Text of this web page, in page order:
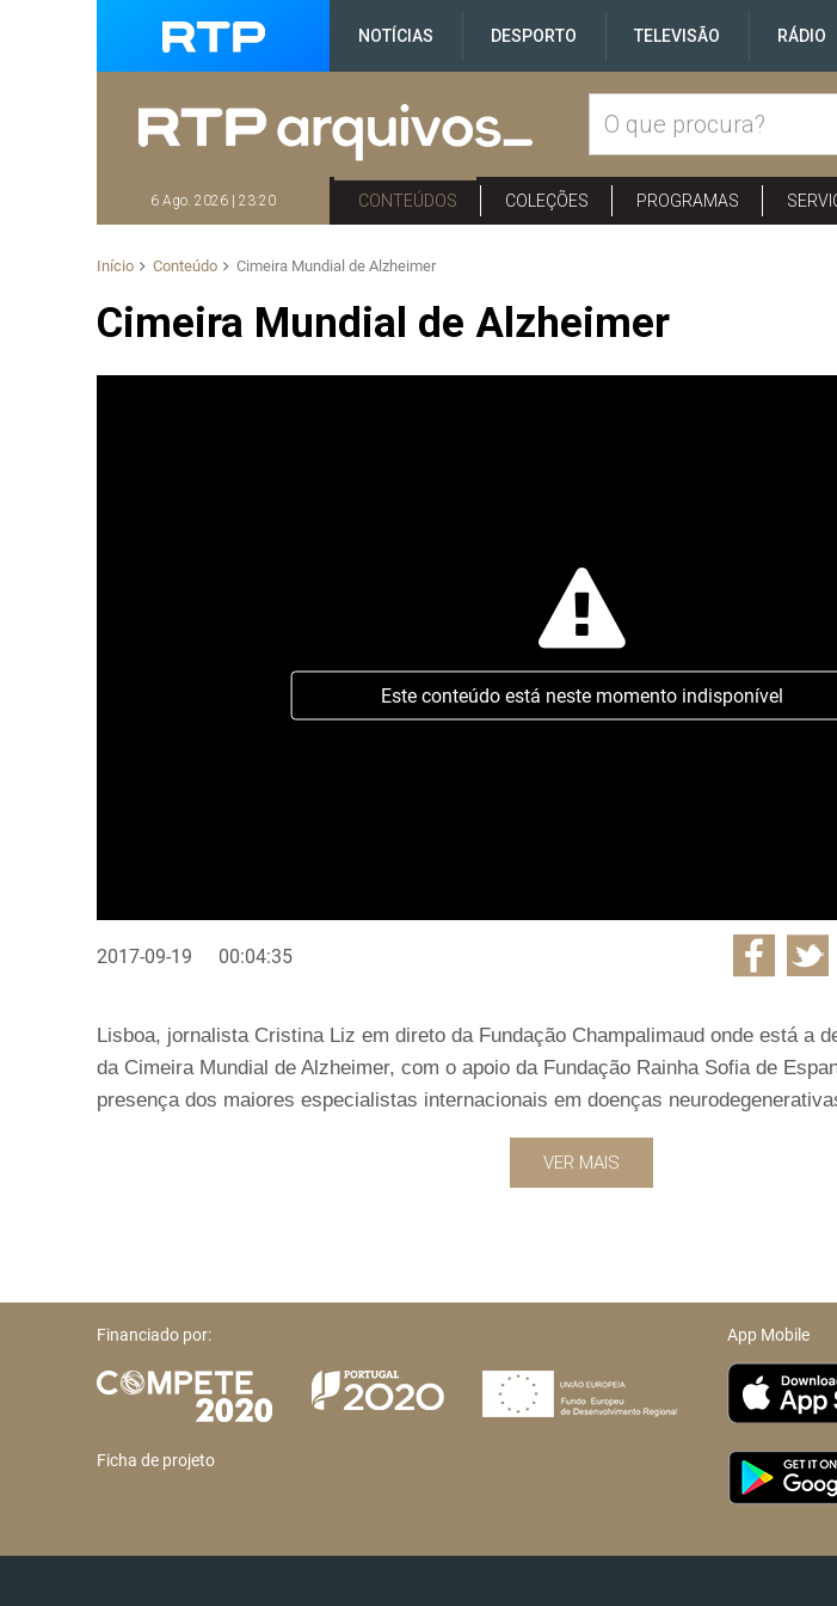
NOTÍCIAS DESPORTO TELEVISÃO RÁDIO
6 Ago. 2026 | 23:20 CONTEÚDOS COLEÇÕES PROGRAMAS
Início Conteúdo Cimeira Mundial de Alzheimer
Cimeira Mundial de Alzheimer
Este conteúdo está neste momento indisponível
2017-09-19 00:04:35
Lisboa, jornalista Cristina Liz em direto da Fundação Champalimaud onde está a
da Cimeira Mundial de Alzheimer, com o apoio da Fundação Rainha Sofia de
presença dos maiores especialistas internacionais em doenças
VER MAIS
Financiado por:
Ficha de projeto
App Mobile